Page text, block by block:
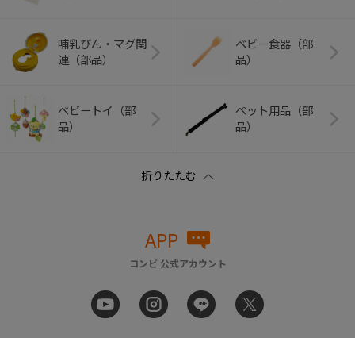
哺乳びん・マグ関
連（部品）
ベビー食器（部
品）
ベビートイ（部
品）
ペット用品（部
品）
APP
コンビ 公式アカウント